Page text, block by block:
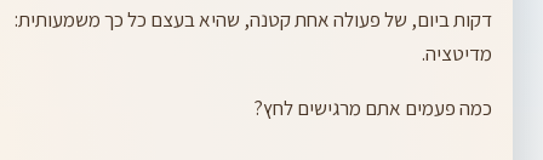
דקות ביום, של פעולה אחת קטנה, שהיא בעצם כל כך משמעותית:
מדיטציה.
כמה פעמים אתם מרגישים לחץ?